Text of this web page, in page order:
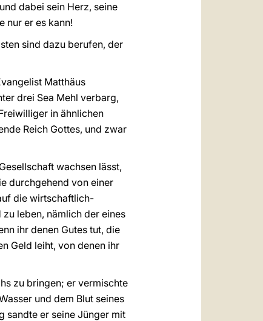
dabei sein Herz, seine
nur er es kann!
sind dazu berufen, der
Matthäus
drei Sea Mehl verbarg,
in ähnlichen
Reich Gottes, und zwar
wachsen lässt,
durchgehend von einer
die wirtschaftlich-
leben, nämlich der eines
ihr denen Gutes tut, die
Geld leiht, von denen ihr
zu bringen; er vermischte
und dem Blut seines
sandte er seine Jünger mit